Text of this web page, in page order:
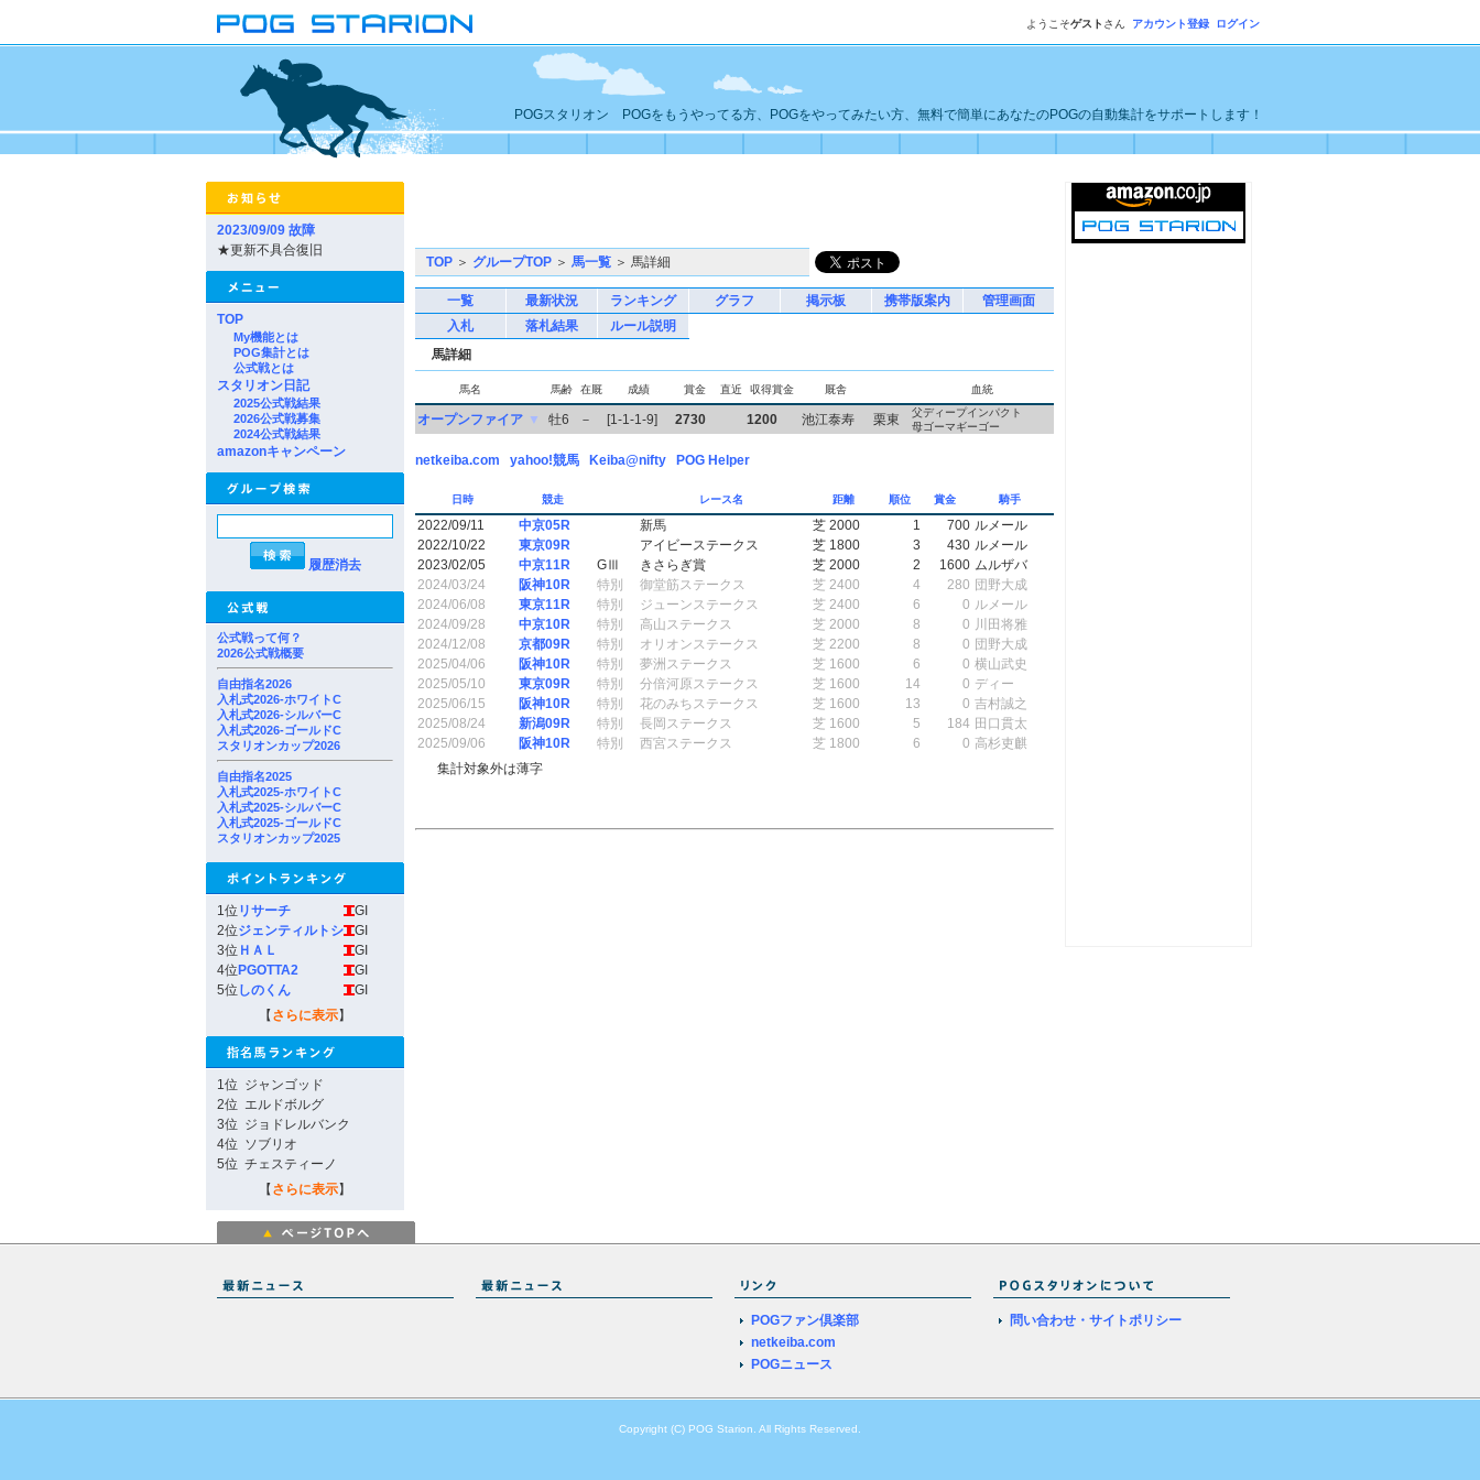
ようこそゲスト さん アカウント登録 ログイン
POGスタリオン POGをもうやってる方、POGをやってみたい方、無料で簡単にあなたのPOGの自動集計をサポートします！
2023/09/09 故障
★更新不具合復旧
TOP
My機能とは
POG集計とは
公式戦とは
スタリオン日記
2025公式戦結果
2026公式戦募集
2024公式戦結果
amazonキャンペーン
履歴消去
公式戦って何？
2026公式戦概要
自由指名2026
入札式2026-ホワイトC
入札式2026-シルバーC
入札式2026-ゴールドC
スタリオンカップ2026
自由指名2025
入札式2025-ホワイトC
入札式2025-シルバーC
入札式2025-ゴールドC
スタリオンカップ2025
1位 リサーチ
GI
2位ジェンティルトシ
GI
3位 ＨＡＬ
GI
4位 PGOTTA2
GI
5位 しのくん
GI
【 さらに表示】
1位 ジャンゴッド
2位 エルドボルグ
3位 ジョドレルバンク
4位 ソブリオ
5位 チェスティーノ
【 さらに表示】
TOP ＞ グループTOP ＞ 馬一覧 ＞ 馬詳細
一覧 最新状況 ランキング グラフ 掲示板 携帯版案内
管理画面
入札
落札結果
ルール説明
馬詳細
馬名 馬齢 在厩 成績 賞金 直近 収得賞金 厩舎 血統
オープンファイア ▼ 牡6 － [1-1-1-9] 2730 1200 池江泰寿 栗東
父ディープインパクト
母ゴーマギーゴー
netkeiba.com yahoo!競馬 Keiba@nifty POG Helper
日時 競走 レース名 距離 順位 賞金 騎手
2022/09/11 中京05R 新馬 芝 2000 1 700 ルメール
2022/10/22
東京09R アイビーステークス 芝 1800 3 430 ルメール
2023/02/05
中京11R GⅢ きさらぎ賞 芝 2000 2 1600 ムルザバ
2024/03/24
阪神10R 特別 御堂筋ステークス 芝 2400 4 280 団野大成
2024/06/08
東京11R 特別 ジューンステークス 芝 2400 6 0 ルメール
2024/09/28
中京10R 特別 高山ステークス 芝 2000 8 0 川田将雅
2024/12/08
京都09R 特別 オリオンステークス 芝 2200 8 0 団野大成
2025/04/06
阪神10R 特別 夢洲ステークス 芝 1600 6 0 横山武史
2025/05/10
東京09R 特別 分倍河原ステークス 芝 1600 14 0 ディー
2025/06/15
阪神10R 特別 花のみちステークス 芝 1600 13 0 吉村誠之
2025/08/24
新潟09R 特別 長岡ステークス 芝 1600 5 184 田口貫太
2025/09/06
阪神10R 特別 西宮ステークス 芝 1800 6 0 高杉吏麒
集計対象外は薄字
POGファン倶楽部
netkeiba.com
POGニュース
問い合わせ・サイトポリシー
Copyright (C) POG Starion. All Rights Reserved.